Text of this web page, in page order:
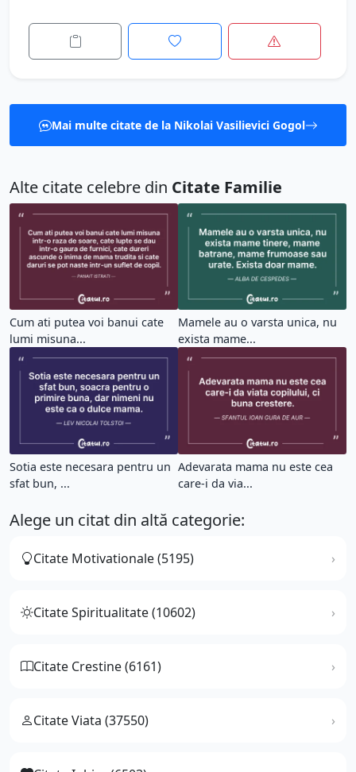
Mai multe citate de la Nikolai Vasilievici Gogol
Alte citate celebre din Citate Familie
Cum ati putea voi banui cate
lumi misuna...
Mamele au o varsta unica, nu
exista mame...
Sotia este necesara pentru un
sfat bun, ...
Adevarata mama nu este cea
care-i da via...
Alege un citat din altă categorie:
Citate Motivationale (5195)
Citate Spiritualitate (10602)
Citate Crestine (6161)
Citate Viata (37550)